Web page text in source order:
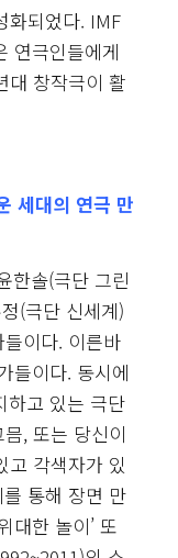
화되었다. IMF
연극인들에게
대 창작극이 활
세대의 연극 만
한솔(극단 그린
(극단 신세계)
이다. 이른바
들이다. 동시에
하고 있는 극단
믐, 또는 당신이
고 각색자가 있
통해 장면 만
대한 놀이’ 또